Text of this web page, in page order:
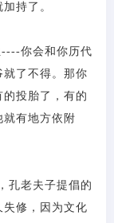
持了。
你会和你历代
了不得。那你
投胎了，有的
有地方依附
孔老夫子提倡的
修，因为文化